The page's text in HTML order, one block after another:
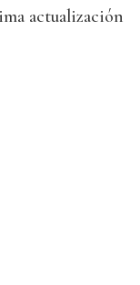
actualización